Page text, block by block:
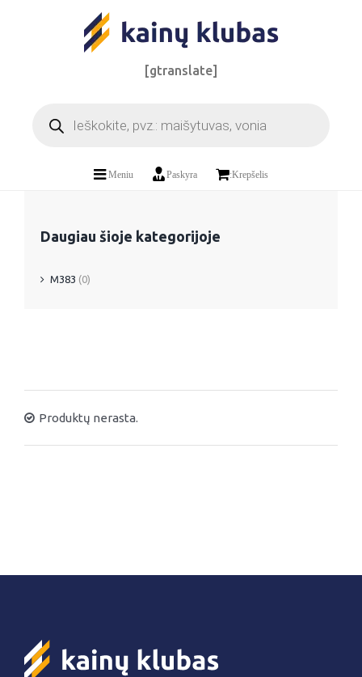
[gtranslate]
search
Meniu Paskyra :Krepšelis
Produktų nerasta.
Daugiau šioje kategorijoje
M383 (0)